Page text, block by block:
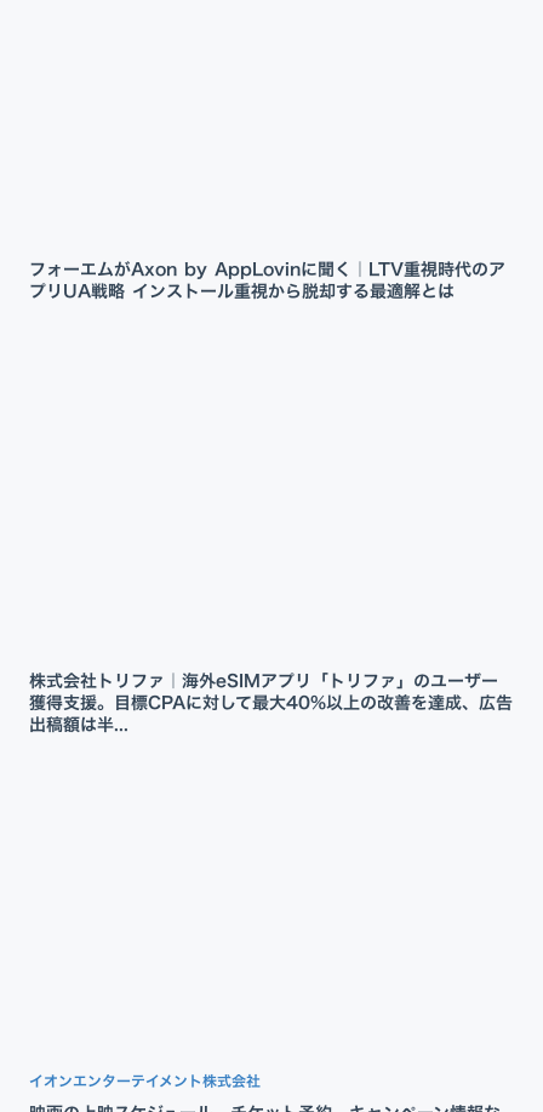
フォーエムがAxon by AppLovinに聞く｜LTV重視時代のア
プリUA戦略 インストール重視から脱却する最適解とは
株式会社トリファ｜海外eSIMアプリ「トリファ」のユーザー
獲得支援。目標CPAに対して最大40%以上の改善を達成、広告
出稿額は半...
イオンエンターテイメント株式会社